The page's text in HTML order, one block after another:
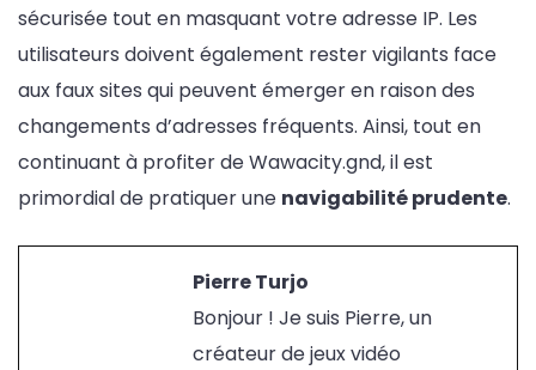
sécurisée tout en masquant votre adresse IP. Les
utilisateurs doivent également rester vigilants face
aux faux sites qui peuvent émerger en raison des
changements d’adresses fréquents. Ainsi, tout en
continuant à profiter de Wawacity.gnd, il est
primordial de pratiquer une navigabilité prudente.
Pierre Turjo
Bonjour ! Je suis Pierre, un
créateur de jeux vidéo